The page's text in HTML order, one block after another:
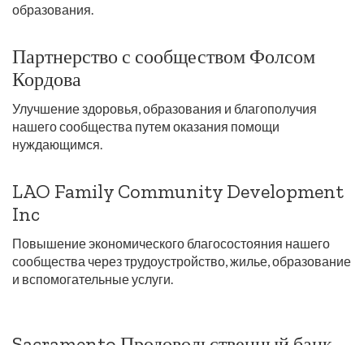
образования.
Партнерство с сообществом Фолсом
Кордова
Улучшение здоровья, образования и благополучия
нашего сообщества путем оказания помощи
нуждающимся.
LAO Family Community Development
Inc
Повышение экономического благосостояния нашего
сообщества через трудоустройство, жилье, образование
и вспомогательные услуги.